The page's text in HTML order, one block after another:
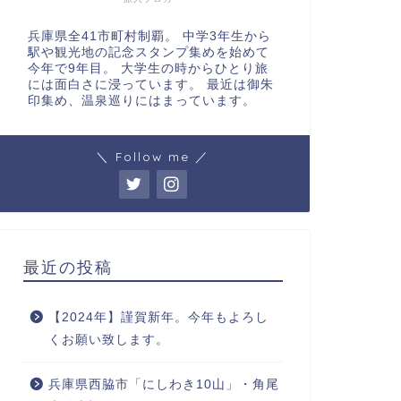
兵庫県全41市町村制覇。 中学3年生から
駅や観光地の記念スタンプ集めを始めて
今年で9年目。 大学生の時からひとり旅
には面白さに浸っています。 最近は御朱
印集め、温泉巡りにはまっています。
＼ Follow me ／
最近の投稿
【2024年】謹賀新年。今年もよろし
くお願い致します。
兵庫県西脇市「にしわき10山」・角尾